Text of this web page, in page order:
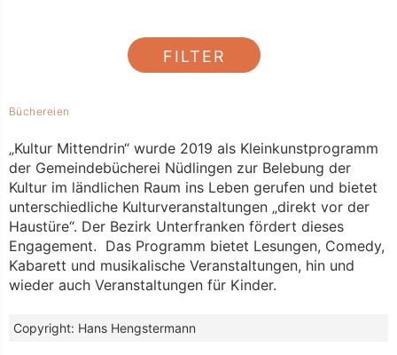
Büchereien
„Kultur Mittendrin“ wurde 2019 als Kleinkunstprogramm
der Gemeindebücherei Nüdlingen zur Belebung der
Kultur im ländlichen Raum ins Leben gerufen und bietet
unterschiedliche Kulturveranstaltungen „direkt vor der
Haustüre“. Der Bezirk Unterfranken fördert dieses
Engagement. Das Programm bietet Lesungen, Comedy,
Kabarett und musikalische Veranstaltungen, hin und
wieder auch Veranstaltungen für Kinder.
Hans Hengstermann